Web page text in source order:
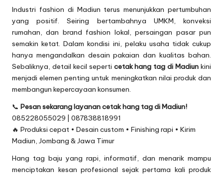
Industri fashion di Madiun terus menunjukkan pertumbuhan
yang positif. Seiring bertambahnya UMKM, konveksi
rumahan, dan brand fashion lokal, persaingan pasar pun
semakin ketat. Dalam kondisi ini, pelaku usaha tidak cukup
hanya mengandalkan desain pakaian dan kualitas bahan.
Sebaliknya, detail kecil seperti cetak hang tag di Madiun kini
menjadi elemen penting untuk meningkatkan nilai produk dan
membangun kepercayaan konsumen.
📞 Pesan sekarang layanan cetak hang tag di Madiun!
085228055029 | 087838818991
🔥 Produksi cepat • Desain custom • Finishing rapi • Kirim
Madiun, Jombang & Jawa Timur
Hang tag baju yang rapi, informatif, dan menarik mampu
menciptakan kesan profesional sejak pertama kali produk